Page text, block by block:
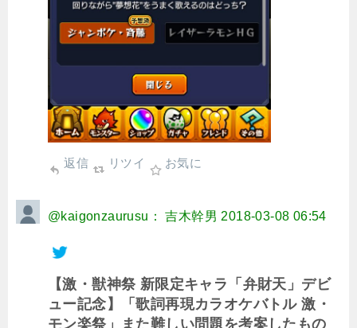
返信 リツイ お気に
@kaigonzaurusu： 吉木幹男 2018-03-08 06:54
【激・獣神祭 新限定キャラ「弁財天」デビ
ュー記念】「歌詞再現カラオケバトル 激・
モン楽祭」また難しい問題を考案したもの